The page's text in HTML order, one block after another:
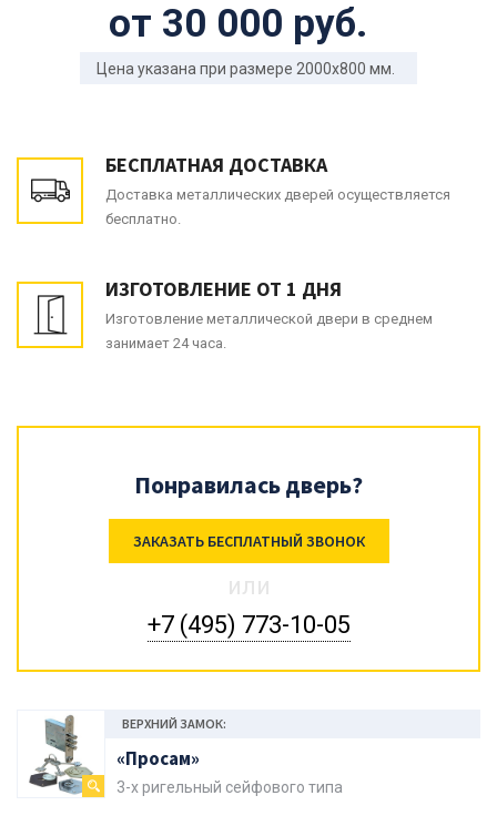
от 30 000 руб.
Цена указана при размере 2000x800 мм.
БЕСПЛАТНАЯ ДОСТАВКА
Доставка металлических дверей осуществляется
бесплатно.
ИЗГОТОВЛЕНИЕ ОТ 1 ДНЯ
Изготовление металлической двери в среднем
занимает 24 часа.
Понравилась дверь?
ЗАКАЗАТЬ БЕСПЛАТНЫЙ ЗВОНОК
или
+7 (495) 773-10-05
ВЕРХНИЙ ЗАМОК:
«Просам»
3-х ригельный сейфового типа